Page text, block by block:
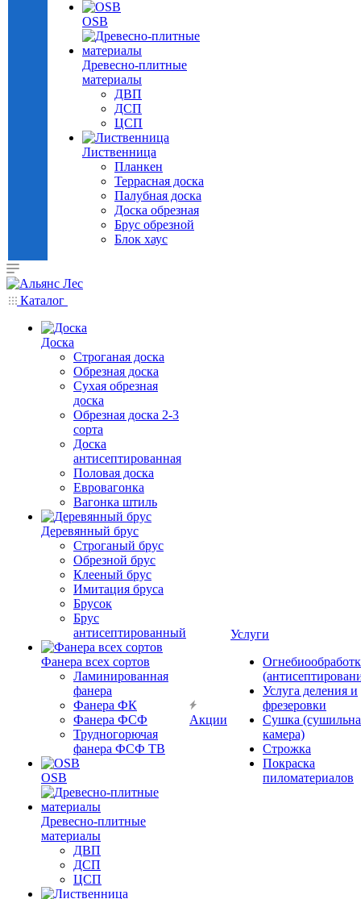
OSB
Древесно-плитные
материалы
ДВП
ДСП
ЦСП
Лиственница
Планкен
Террасная доска
Палубная доска
Доска обрезная
Брус обрезной
Блок хаус
Каталог
Доска
Строганая доска
Обрезная доска
Сухая обрезная
доска
Обрезная доска 2-3
сорта
Доска
антисептированная
Половая доска
Евровагонка
Вагонка штиль
Деревянный брус
Строганый брус
Обрезной брус
Клееный брус
Имитация бруса
Брусок
Брус
антисептированный
Фанера всех сортов
Ламинированная
фанера
Фанера ФК
Фанера ФСФ
Трудногорючая
фанера ФСФ ТВ
OSB
Древесно-плитные
материалы
ДВП
ДСП
ЦСП
Акции
Услуги
Услуга деления и
фрезеровки
Сушка
камера)
Строжка
Покраска
пиломатериалов